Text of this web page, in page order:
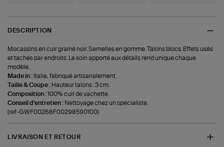
DESCRIPTION
Mocassins en cuir grainé noir. Semelles en gomme. Talons blocs. Effets usés
et tachés par endroits. Le soin apporté aux détails rend unique chaque
modèle.
Made in : Italie, fabriqué artisanalement.
Taille & Coupe : Hauteur talons : 3 cm.
Composition :100% cuir de vachette.
Conseil d'entretien : Nettoyage chez un spécialiste.
(ref-GWF00268F00298590100)
LIVRAISON ET RETOUR